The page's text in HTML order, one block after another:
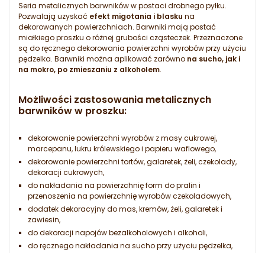
Seria metalicznych barwników w postaci drobnego pyłku.
Pozwalają uzyskać efekt migotania i blasku na
dekorowanych powierzchniach. Barwniki mają postać
miałkiego proszku o różnej grubości cząsteczek. Przeznaczone
są do ręcznego dekorowania powierzchni wyrobów przy użyciu
pędzelka. Barwniki można aplikować zarówno na sucho, jak i
na mokro, po zmieszaniu z alkoholem.
Możliwości zastosowania metalicznych
barwników w proszku:
dekorowanie powierzchni wyrobów z masy cukrowej,
marcepanu, lukru królewskiego i papieru waflowego,
dekorowanie powierzchni tortów, galaretek, żeli, czekolady,
dekoracji cukrowych,
do nakładania na powierzchnię form do pralin i
przenoszenia na powierzchnię wyrobów czekoladowych,
dodatek dekoracyjny do mas, kremów, żeli, galaretek i
zawiesin,
do dekoracji napojów bezalkoholowych i alkoholi,
do ręcznego nakładania na sucho przy użyciu pędzelka,